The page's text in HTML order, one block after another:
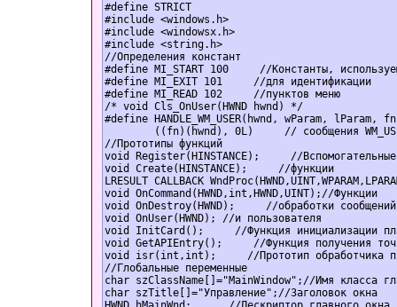
#define STRICT
#include <windows.h>
#include <windowsx.h>
#include <string.h>
//Определения констант
#define MI_START 100     //Константы,
#define MI_EXIT 101     //для идентификации
#define MI_READ 102     //пунктов меню
/* void Cls_OnUser(HWND hwnd) */
#define HANDLE_WM_USER(hwnd, wParam,
((fn)(hwnd), 0L)     // сообщения
//Прототипы функций
void Register(HINSTANCE);     //
void Create(HINSTANCE);     //функции
LRESULT CALLBACK
void OnCommand(HWND,int,HWND,UINT);//Функции
void OnDestroy(HWND);     //обработки
void OnUser(HWND); //и пользователя
void InitCard();     //Функция инициализации
void GetAPIEntry();     //Функция получения
void isr(int,int);     //Прототип обработчика
//Глобальные переменные
char szClassName[]="MainWindow";//Имя класса
char szTitle[]="Управление";//Заголовок окна